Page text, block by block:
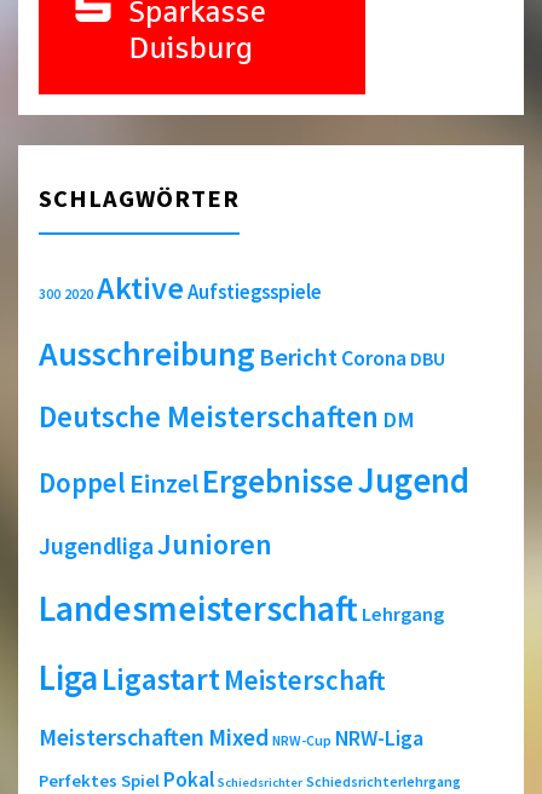
SCHLAGWÖRTER
300 2020 AktiveAufstiegsspiele
Ausschreibung BerichtCorona DBU
Deutsche Meisterschaften DM
Doppel EinzelErgebnisseJugend
JugendligaJunioren
Landesmeisterschaft Lehrgang
LigaLigastartMeisterschaft
Meisterschaften Mixed NRW-Cup NRW-Liga
Perfektes Spiel Pokal Schiedsrichter Schiedsrichterlehrgang